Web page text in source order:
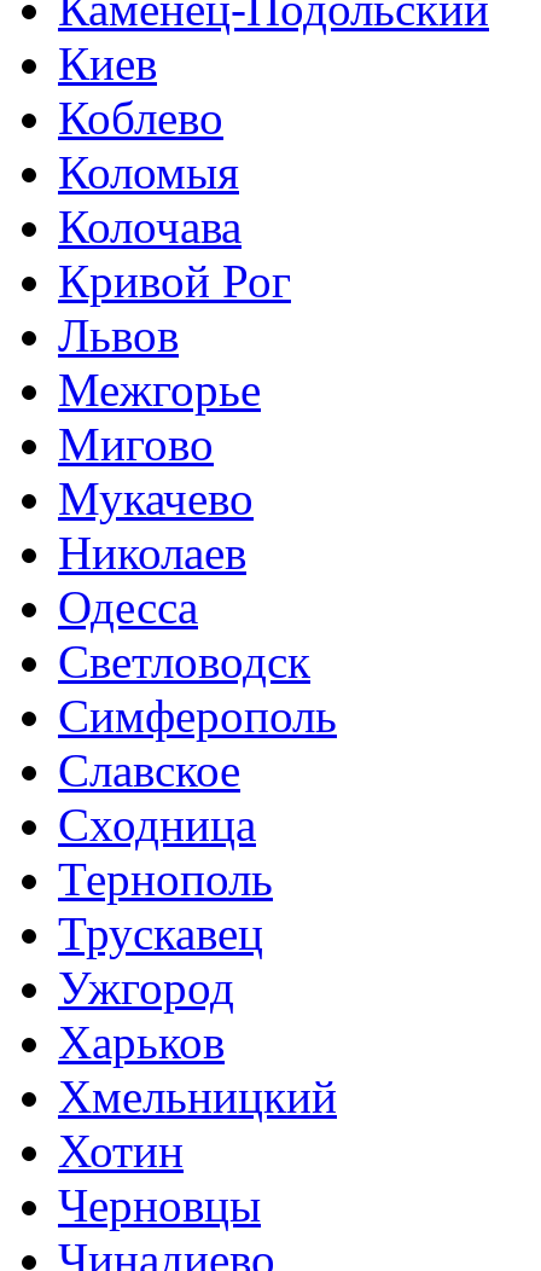
Киев
Коблево
Коломыя
Колочава
Кривой Рог
Львов
Межгорье
Мигово
Мукачево
Николаев
Одесса
Светловодск
Симферополь
Славское
Сходница
Тернополь
Трускавец
Ужгород
Харьков
Хмельницкий
Хотин
Черновцы
Чинадиево